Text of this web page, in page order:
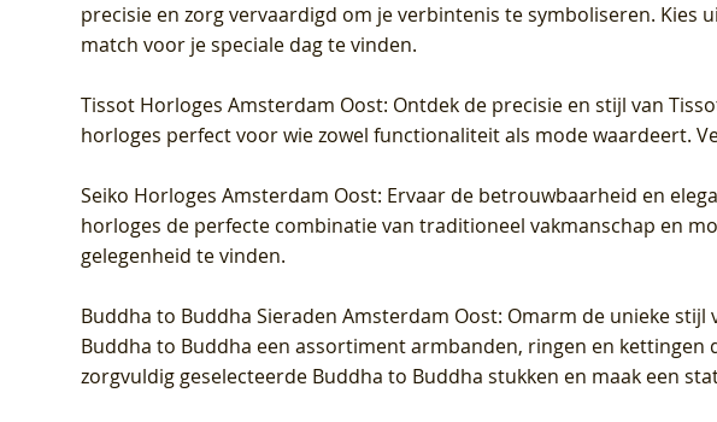
precisie en zorg vervaardigd om je verbintenis te symboliseren.
match voor je speciale dag te vinden.
Tissot Horloges Amsterdam Oost: Ontdek de precisie en stijl van
horloges perfect voor wie zowel functionaliteit als mode waardeert.
Seiko Horloges Amsterdam Oost: Ervaar de betrouwbaarheid en
horloges de perfecte combinatie van traditioneel vakmanschap en
gelegenheid te vinden.
Buddha to Buddha Sieraden Amsterdam Oost: Omarm de unieke stijl
Buddha to Buddha een assortiment armbanden, ringen en
zorgvuldig geselecteerde Buddha to Buddha stukken en maak een